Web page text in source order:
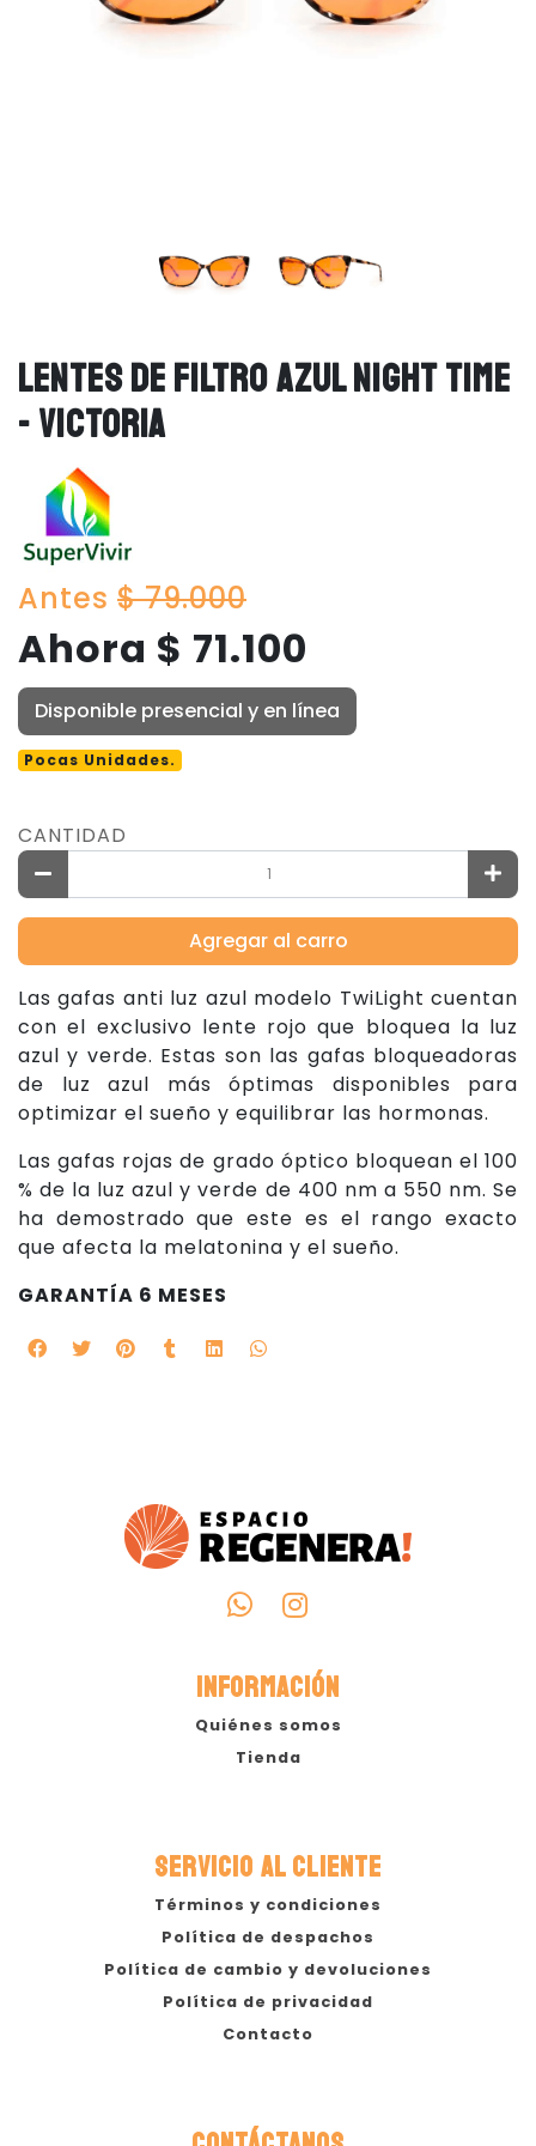
LENTES DE FILTRO AZUL NIGHT TIME
- VICTORIA
Antes $ 79.000
Ahora $ 71.100
Disponible presencial y en línea
Pocas Unidades.
CANTIDAD
Agregar al carro
Las gafas anti luz azul modelo TwiLight cuentan
con el exclusivo lente rojo que bloquea la luz
azul y verde. Estas son las gafas bloqueadoras
de luz azul más óptimas disponibles para
optimizar el sueño y equilibrar las hormonas.
Las gafas rojas de grado óptico bloquean el 100
% de la luz azul y verde de 400 nm a 550 nm. Se
ha demostrado que este es el rango exacto
que afecta la melatonina y el sueño.
GARANTÍA 6 MESES
INFORMACIÓN
Quiénes somos
Tienda
SERVICIO AL CLIENTE
Términos y condiciones
Política de despachos
Política de cambio y devoluciones
Política de privacidad
Contacto